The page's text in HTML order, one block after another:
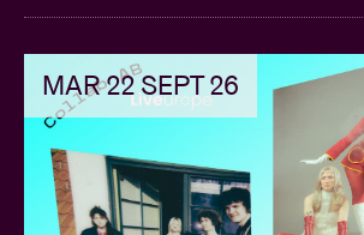
MAR 22 SEPT 26